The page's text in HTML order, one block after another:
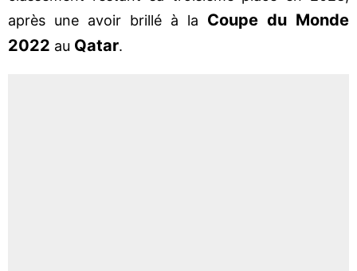
après une avoir brillé à la Coupe du Monde
2022 au Qatar.